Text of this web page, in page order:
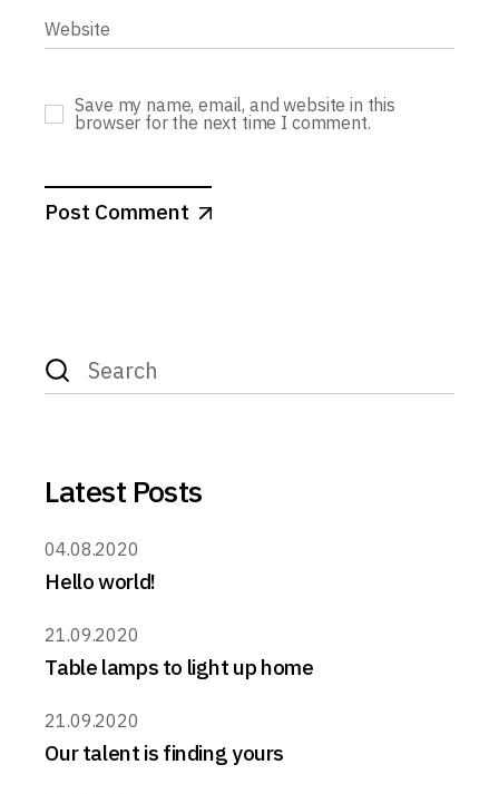
Save my name, email, and website in this
browser for the next time I comment.
Post Comment
Latest Posts
04.08.2020
Hello world!
21.09.2020
Table lamps to light up home
21.09.2020
Our talent is finding yours